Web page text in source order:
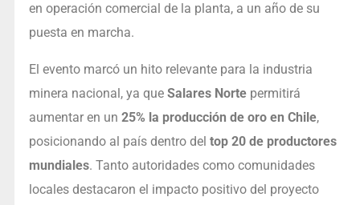
en operación comercial de la planta, a un año de su
puesta en marcha.
El evento marcó un hito relevante para la industria
minera nacional, ya que Salares Nortepermitirá
aumentar en un 25% la producción de oro en Chile,
posicionando al país dentro del top 20 de productores
mundiales. Tanto autoridades como comunidades
locales destacaron el impacto positivo del proyecto